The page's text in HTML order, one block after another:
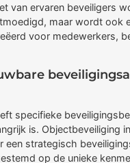
van ervaren beveiligers
maar wordt ook
voor medewerkers,
specifieke
is. Objectbeveiliging
een strategisch
op de unieke